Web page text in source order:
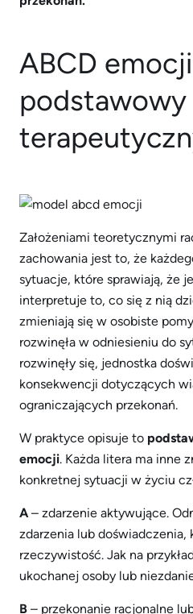
ABCD
podstawowy
Założeniami teoretycznymi
zachowania jest to, że
sytuacje, które sprawiają, że
interpretuje to, co się z nią
zmieniają się w osobiste
rozwinęła w odniesieniu do
rozwinęły się, jednostka
konsekwencji dotyczących
ograniczających przekonań.
W praktyce opisuje to
emocji. Każda litera ma inne
konkretnej sytuacji w życiu
A– zdarzenie aktywujące.
zdarzenia lub doświadczenia,
rzeczywistość. Jak na
ukochanej osoby lub
B – przekonanie racjonalne